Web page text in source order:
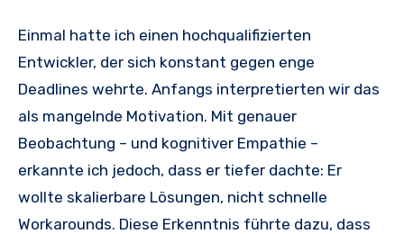
Einmal hatte ich einen hochqualifizierten
Entwickler, der sich konstant gegen enge
Deadlines wehrte. Anfangs interpretierten wir das
als mangelnde Motivation. Mit genauer
Beobachtung – und kognitiver Empathie –
erkannte ich jedoch, dass er tiefer dachte: Er
wollte skalierbare Lösungen, nicht schnelle
Workarounds. Diese Erkenntnis führte dazu, dass